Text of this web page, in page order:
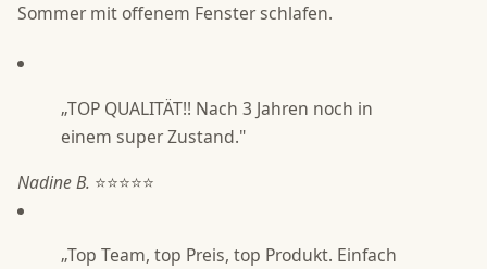
Sommer mit offenem Fenster schlafen.
„TOP QUALITÄT!! Nach 3 Jahren noch in
einem super Zustand."
Nadine B. ⭐⭐⭐⭐⭐
„Top Team, top Preis, top Produkt. Einfach